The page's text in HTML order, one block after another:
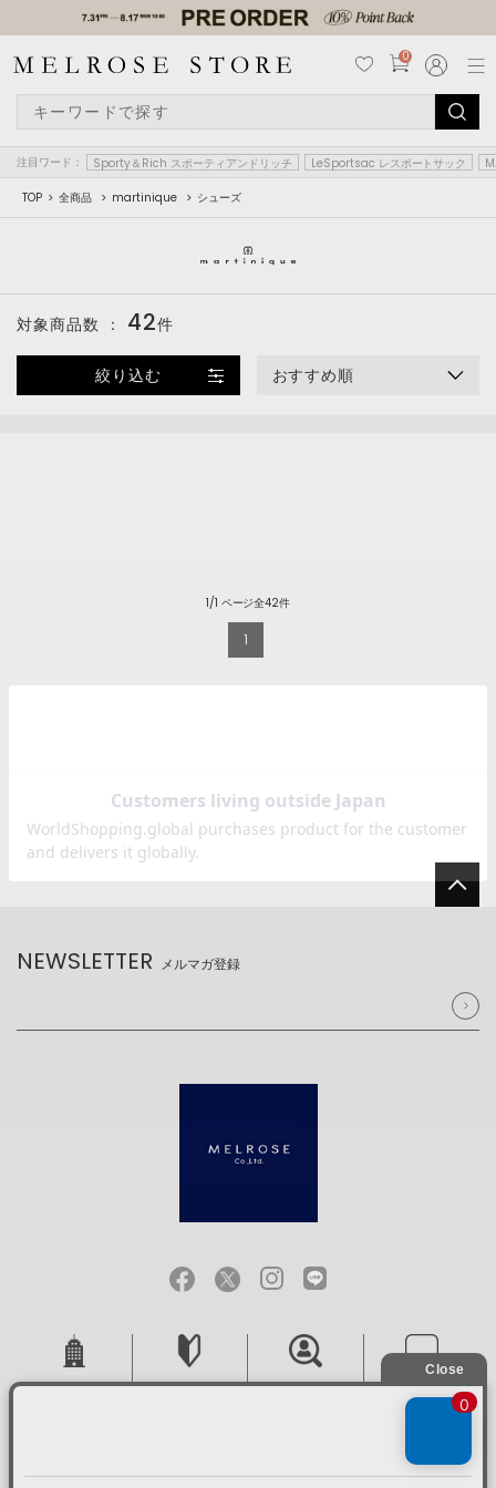
0
注目ワード： Sporty＆Rich スポーティアンドリッチ LeSportsac レスポートサック
TOP 全商品 martinique シューズ
絞り込む おすすめ順
対象商品数 ： 42件
1/1 ページ全42件
1
NEWSLETTER メルマガ登録
特定商取引法に基づく表記